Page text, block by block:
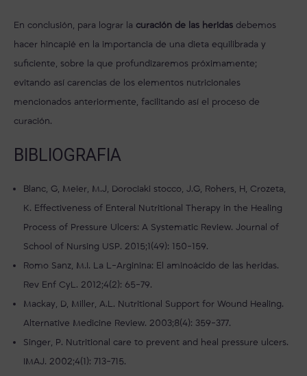
En conclusión, para lograr la curación de las heridas debemos
hacer hincapié en la importancia de una dieta equilibrada y
suficiente, sobre la que profundizaremos próximamente;
evitando así carencias de los elementos nutricionales
mencionados anteriormente, facilitando así el proceso de
curación.
BIBLIOGRAFIA
Blanc, G, Meier, M.J, Dorociaki stocco, J.G, Rohers, H, Crozeta,
K. Effectiveness of Enteral Nutritional Therapy in the Healing
Process of Pressure Ulcers: A Systematic Review. Journal of
School of Nursing USP. 2015;1(49): 150-159.
Romo Sanz, M.I. La L-Arginina: El aminoácido de las heridas.
Rev Enf CyL. 2012;4(2): 65-79.
Mackay, D, Miller, A.L. Nutritional Support for Wound Healing.
Alternative Medicine Review. 2003;8(4): 359-377.
Singer, P. Nutritional care to prevent and heal pressure ulcers.
IMAJ. 2002;4(1): 713-715.